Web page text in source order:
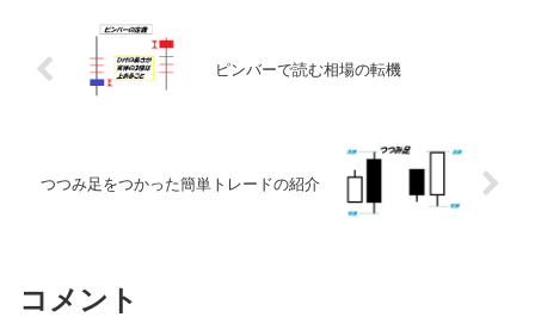
ピンバーで読む相場の転機
つつみ足をつかった簡単トレードの紹介
コメント